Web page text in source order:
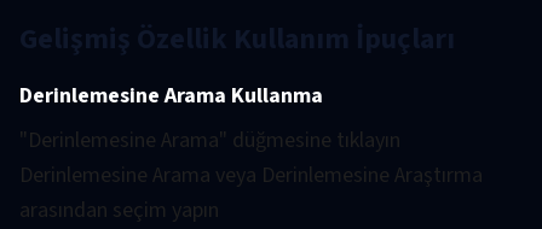
Gelişmiş Özellik Kullanım İpuçları
Derinlemesine Arama Kullanma
"Derinlemesine Arama" düğmesine tıklayın
Derinlemesine Arama veya Derinlemesine Araştırma
arasından seçim yapın